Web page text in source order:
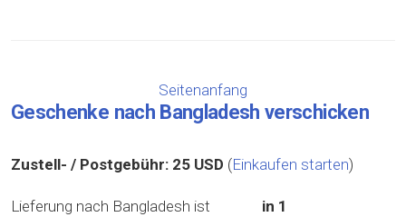
Seitenanfang
Geschenke nach Bangladesh verschicken
Zustell- / Postgebühr: 25 USD (Einkaufen starten)
Lieferung nach Bangladesh ist
in 1